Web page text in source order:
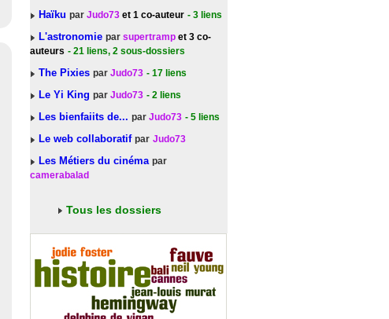
Haïku par Judo73 et 1 co-auteur - 3 liens
L'astronomie par supertramp et 3 co-
auteurs - 21 liens, 2 sous-dossiers
The Pixies par Judo73 - 17 liens
Le Yi King par Judo73 - 2 liens
Les bienfaiits de... par Judo73 - 5 liens
Le web collaboratif par Judo73
Les Métiers du cinéma par
camerabalad
Tous les dossiers